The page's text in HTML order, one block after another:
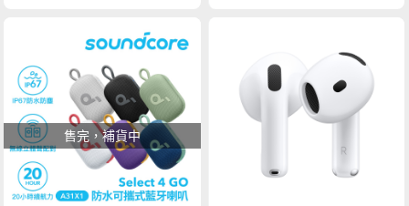
售完，補貨中